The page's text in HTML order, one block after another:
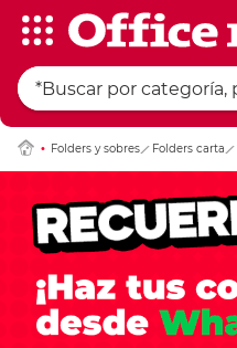
Folders y sobres Folders carta